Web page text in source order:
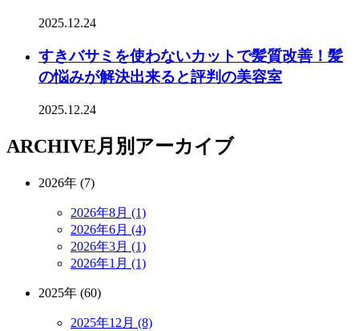
2025.12.24
すきバサミを使わないカットで髪質改善！髪
の悩みが解決出来ると評判の美容室
2025.12.24
ARCHIVE月別アーカイブ
2026年 (7)
2026年8月 (1)
2026年6月 (4)
2026年3月 (1)
2026年1月 (1)
2025年 (60)
2025年12月 (8)